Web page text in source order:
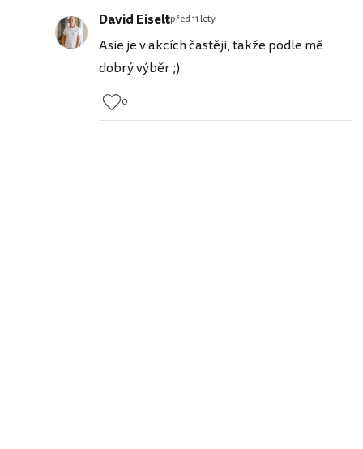
David Eiseltpřed 11 lety
Asie je v akcích častěji, takže podle mě
dobrý výběr ;)
0